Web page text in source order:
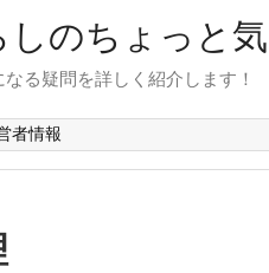
しのちょっと
る疑問を詳しく紹介します！
者情報